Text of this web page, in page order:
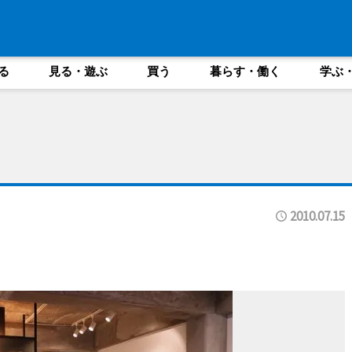
見る・遊ぶ 買う 暮らす・働く 学ぶ
2010.07.15